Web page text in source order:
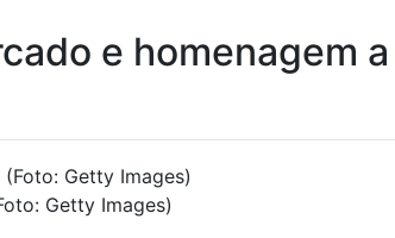
e homenagem
Getty Images)